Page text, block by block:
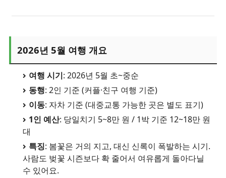
2026년 5월 여행 개요
여행 시기: 2026년 5월 초~중순
동행: 2인 기준 (커플·친구 여행 기준)
이동: 자차 기준 (대중교통 가능한 곳은 별도 표기)
1인 예산: 당일치기 5~8만 원 / 1박 기준 12~18만 원
대
특징: 봄꽃은 거의 지고, 대신 신록이 폭발하는 시기.
사람도 벚꽃 시즌보다 확 줄어서 여유롭게 돌아다닐
수 있어요.